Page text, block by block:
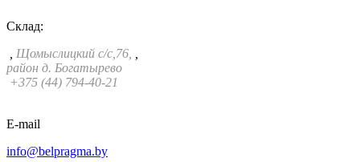
Склад:
Щомыслицкий с/с,76,
район д. Богатырево
+375 (44) 794-40-21
E-mail
info@belpragma.by